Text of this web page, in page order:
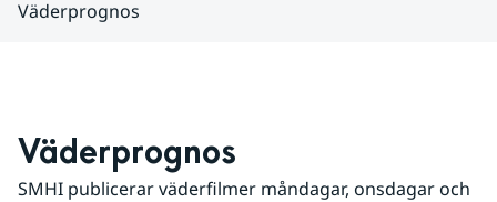
Väderprognos
Väderprognos
SMHI publicerar väderfilmer måndagar, onsdagar och